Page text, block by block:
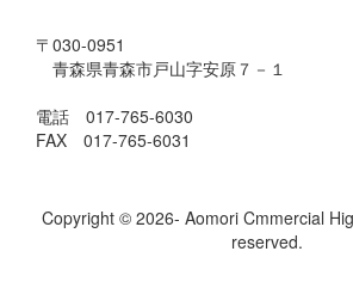
〒030-0951
青森県青森市戸山字安原７－１
電話 017-765-6030
FAX 017-765-6031
Copyright © 2026- Aomori Cmmercial
reserved.